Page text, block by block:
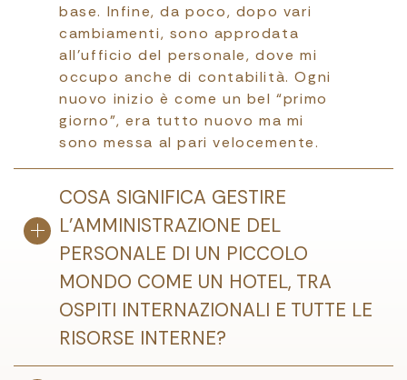
base. Infine, da poco, dopo vari
cambiamenti, sono approdata
all’ufficio del personale, dove mi
occupo anche di contabilità. Ogni
nuovo inizio è come un bel “primo
giorno”, era tutto nuovo ma mi
sono messa al pari velocemente.
COSA SIGNIFICA GESTIRE
L’AMMINISTRAZIONE DEL
PERSONALE DI UN PICCOLO
MONDO COME UN HOTEL, TRA
OSPITI INTERNAZIONALI E TUTTE LE
RISORSE INTERNE?